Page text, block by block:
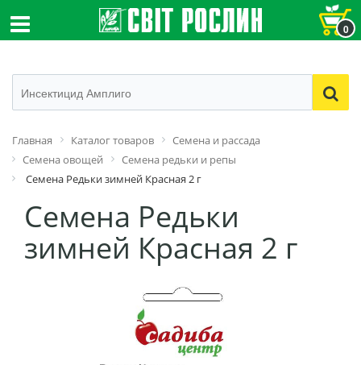
0
Главная Каталог товаров
Семена и рассада
Семена овощей
Семена редьки и репы
Семена Редьки зимней Красная 2 г
Семена Редьки
зимней Красная 2 г